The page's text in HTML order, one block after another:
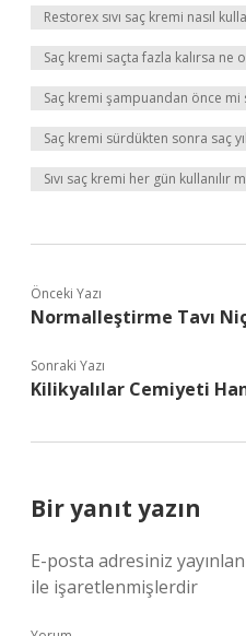
Restorex sıvı saç kremi nasıl
Saç kremi saçta fazla kalırsa ne
Saç kremi şampuandan önce mi
Saç kremi sürdükten sonra saç
Sıvı saç kremi her gün kullanılır
Önceki Yazı
Normalleştirme Tavı
Sonraki Yazı
Kilikyalılar Cemiyeti
Bir yanıt yazın
E-posta adresiniz
ile işaretlenmişlerdir